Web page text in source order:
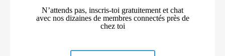
N’attends pas, inscris-toi gratuitement et chat
avec nos dizaines de membres connectés près de
chez toi